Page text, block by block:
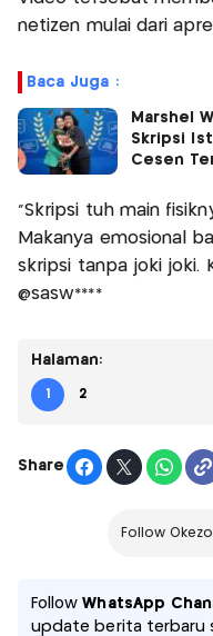
netizen mulai dari
Baca Juga :
Marshel
Skripsi
Cesen
"Skripsi tuh main
Makanya emosional
skripsi tanpa joki joki.
@sasw****
Halaman:
1 2
Share
Follow
FollowWhatsApp
update berita terbaru